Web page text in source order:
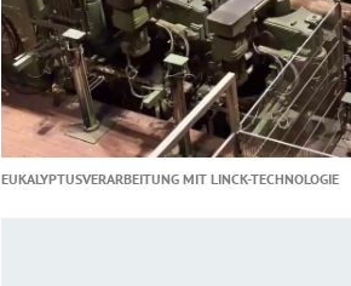
EUKALYPTUSVERARBEITUNG MIT LINCK-TECHNOLOGIE